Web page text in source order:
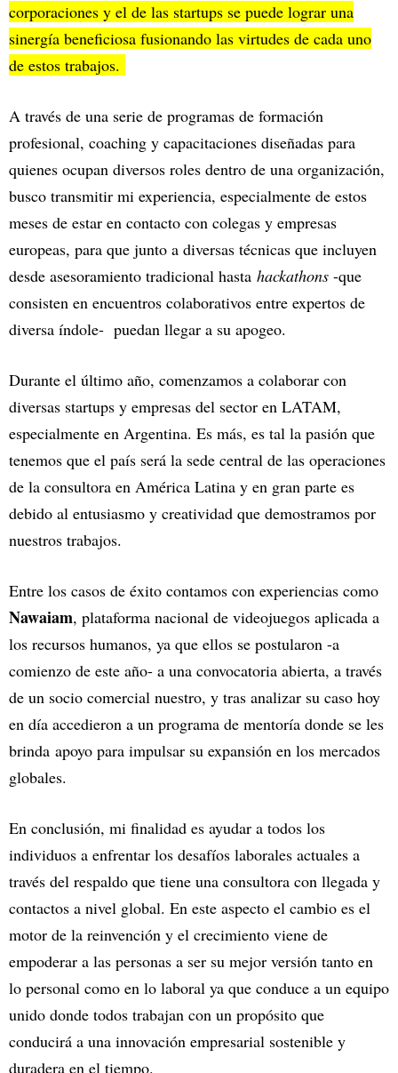
corporaciones y el de las startups se puede lograr una
sinergía beneficiosa fusionando las virtudes de cada uno
de estos trabajos.
A través de una serie de programas de formación
profesional, coaching y capacitaciones diseñadas para
quienes ocupan diversos roles dentro de una organización,
busco transmitir mi experiencia, especialmente de estos
meses de estar en contacto con colegas y empresas
europeas, para que junto a diversas técnicas que incluyen
desde asesoramiento tradicional hasta hackathons -que
consisten en encuentros colaborativos entre expertos de
diversa índole- puedan llegar a su apogeo.
Durante el último año, comenzamos a colaborar con
diversas startups y empresas del sector en LATAM,
especialmente en Argentina. Es más, es tal la pasión que
tenemos que el país será la sede central de las operaciones
de la consultora en América Latina y en gran parte es
debido al entusiasmo y creatividad que demostramos por
nuestros trabajos.
Entre los casos de éxito contamos con experiencias como
Nawaiam, plataforma nacional de videojuegos aplicada a
los recursos humanos, ya que ellos se postularon -a
comienzo de este año- a una convocatoria abierta, a través
de un socio comercial nuestro, y tras analizar su caso hoy
en día accedieron a un programa de mentoría donde se les
brinda apoyo para impulsar su expansión en los mercados
globales.
En conclusión, mi finalidad es ayudar a todos los
individuos a enfrentar los desafíos laborales actuales a
través del respaldo que tiene una consultora con llegada y
contactos a nivel global. En este aspecto el cambio es el
motor de la reinvención y el crecimiento viene de
empoderar a las personas a ser su mejor versión tanto en
lo personal como en lo laboral ya que conduce a un equipo
unido donde todos trabajan con un propósito que
conducirá a una innovación empresarial sostenible y
duradera en el tiempo.